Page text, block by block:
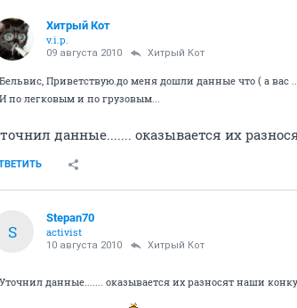
Хитрый Кот
v.i.p.
09 августа 2010 Хитрый Кот
Бельвис, Приветствую.до меня дошли данные что ( а вас
И по легковым и по грузовым...
данные....... оказывается их
S
Stepan70
activist
10 августа 2010 Хитрый Кот
Уточнил данные....... оказывается их разносят наши